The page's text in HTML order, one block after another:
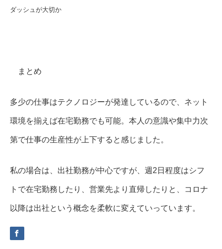
ダッシュが大切か
まとめ
多少の仕事はテクノロジーが発達しているので、ネット
環境を揃えば在宅勤務でも可能。本人の意識や集中力次
第で仕事の生産性が上下すると感じました。
私の場合は、出社勤務が中心ですが、週2日程度はシフ
トで在宅勤務したり、営業先より直帰したりと、コロナ
以降は出社という概念を柔軟に変えていっています。